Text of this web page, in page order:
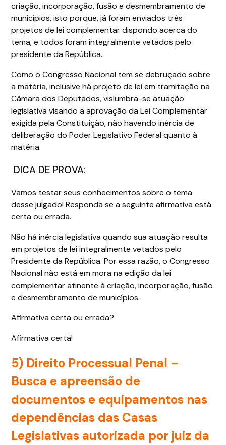
criação, incorporação, fusão e desmembramento de
municípios, isto porque, já foram enviados três
projetos de lei complementar dispondo acerca do
tema, e todos foram integralmente vetados pelo
presidente da República.
Como o Congresso Nacional tem se debruçado sobre
a matéria, inclusive há projeto de lei em tramitação na
Câmara dos Deputados, vislumbra-se atuação
legislativa visando a aprovação da Lei Complementar
exigida pela Constituição, não havendo inércia de
deliberação do Poder Legislativo Federal quanto à
matéria.
DICA DE PROVA:
Vamos testar seus conhecimentos sobre o tema
desse julgado! Responda se a seguinte afirmativa está
certa ou errada.
Não há inércia legislativa quando sua atuação resulta
em projetos de lei integralmente vetados pelo
Presidente da República. Por essa razão, o Congresso
Nacional não está em mora na edição da lei
complementar atinente à criação, incorporação, fusão
e desmembramento de municípios.
Afirmativa certa ou errada?
Afirmativa certa!
5) Direito Processual Penal –
Busca e apreensão de
documentos e equipamentos nas
dependências das Casas
Legislativas autorizada por juiz da